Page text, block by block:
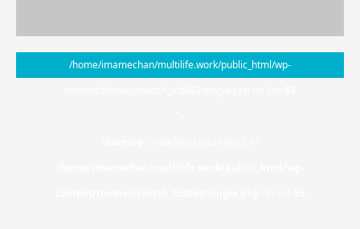
/home/imamechan/multilife.work/public_html/wp-